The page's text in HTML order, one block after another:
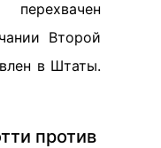
Второй
в Штаты.
против